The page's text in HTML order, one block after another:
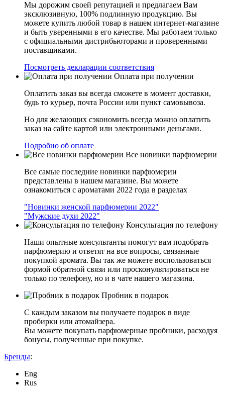
Мы дорожим своей репутацией и предлагаем Вам
эксклюзивную, 100% подлинную продукцию. Вы
можете купить любой товар в нашем интернет-магазине
и быть уверенными в его качестве. Мы работаем только
с официальными дистрибьюторами и проверенными
поставщиками.
Посмотреть декларации соответствия
Оплата при получении
Оплатить заказ вы всегда сможете в момент доставки,
будь то курьер, почта России или пункт самовывоза.
Но для желающих сэкономить всегда можно оплатить
заказ на сайте картой или электронными деньгами.
Подробно об оплате
Все новинки парфюмерии
Все самые последние новинки парфюмерии
представлены в нашем магазине. Вы можете
ознакомиться с ароматами 2022 года в разделах
"Новинки женской парфюмерии 2022"
"Мужские духи 2022"
Консультация по телефону
Наши опытные консультанты помогут вам подобрать
парфюмерию и ответят на все вопросы, связанные
покупкой аромата. Вы так же можете воспользоваться
формой обратной связи или просконультироваться не
только по телефону, но и в чате нашего магазина.
Пробник в подарок
С каждым заказом вы получаете подарок в виде
пробирки или атомайзера.
Вы можете покупать парфюмерные пробники, расходуя
бонусы, полученные при покупке.
Бренды:
Eng
Rus